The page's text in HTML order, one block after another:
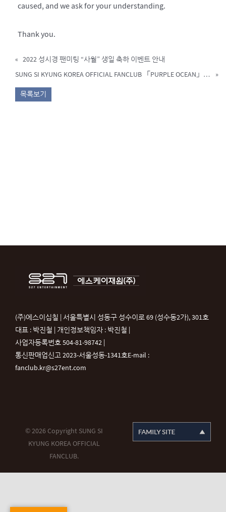
caused, and we ask for your understanding.
Thank you.
« 2022 성시경 팬미팅 “사월” 생일 축하 이벤트 안내
SUNG SI KYUNG KOREA OFFICIAL FANCLUB 「PURPLE OCEAN」 웰컴키트 배송 지연 안내 / Notice regarding the Delay of Welcome Kit Delivery
»
목록보기
(주)에스이십칠 | 서울특별시 성동구 성수이로 69 (성수동2가), 301호
대표 : 박진철 | 개인정보책임자 : 박진철 |
사업자등록번호 504-81-98742 |
통신판매업신고 2023-서울성동-1341호E-mail :
fanclub.kr@s27ent.com
© 2026 Copyright SUNG SI
KYUNG KOREA OFFICIAL
FANCLUB.